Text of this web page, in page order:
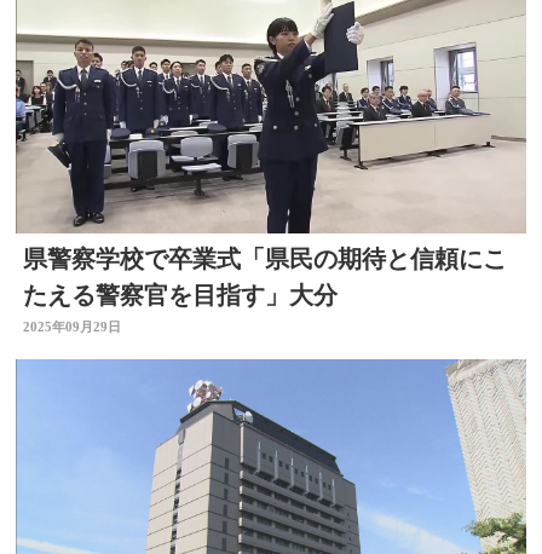
県警察学校で卒業式「県民の期待と信頼にこ
たえる警察官を目指す」大分
2025年09月29日